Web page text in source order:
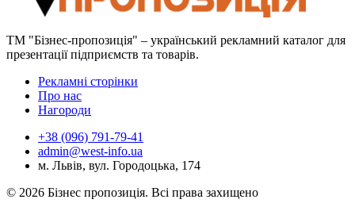
ТМ "Бізнес-пропозиція" – український рекламний каталог для
презентації підприємств та товарів.
Рекламні сторінки
Про нас
Нагороди
+38 (096) 791-79-41
admin@west-info.ua
м. Львів, вул. Городоцька, 174
© 2026 Бізнес пропозиція. Всі права захищено